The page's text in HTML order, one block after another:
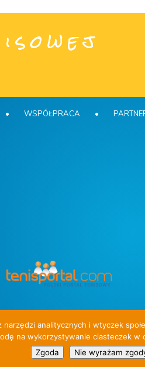
• WSPÓŁPRACA •
W ofercie obozy dla dzieci i
analitycznych i wtyczek
na wykorzystywanie ciasteczek w
Zgoda
Nie wyrażam